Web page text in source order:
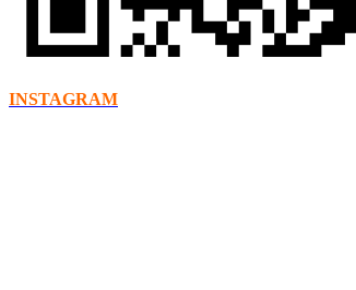
INSTAGRAM